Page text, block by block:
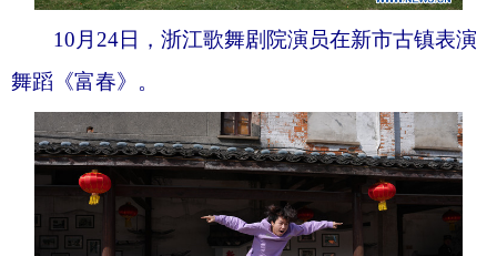
10月24日，浙江歌舞剧院演员在新市古镇表演
舞蹈《富春》。